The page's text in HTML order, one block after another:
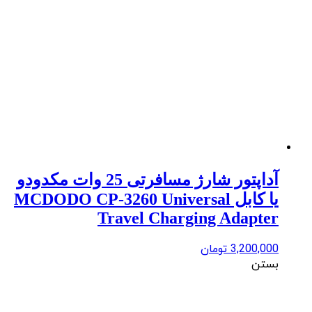
آداپتور شارژ مسافرتی 25 وات مکدودو
یا کابل MCDODO CP-3260 Universal
Travel Charging Adapter
3,200,000 تومان
بستن